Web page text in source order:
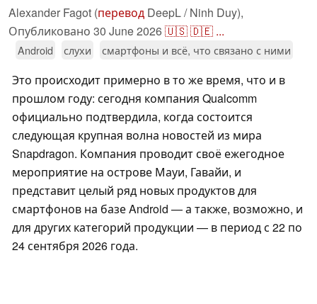
Alexander Fagot (перевод DeepL / Ninh Duy),
Опубликовано 30 June 2026🇺🇸🇩🇪 ...
Android слухи смартфоны и всё, что связано с ними
Это происходит примерно в то же время, что и в
прошлом году: сегодня компания Qualcomm
официально подтвердила, когда состоится
следующая крупная волна новостей из мира
Snapdragon. Компания проводит своё ежегодное
мероприятие на острове Мауи, Гавайи, и
представит целый ряд новых продуктов для
смартфонов на базе Android — а также, возможно, и
для других категорий продукции — в период с 22 по
24 сентября 2026 года.